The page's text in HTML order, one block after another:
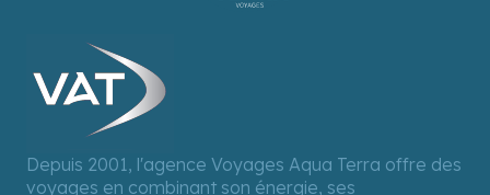
Depuis 2001, l'agence Voyages Aqua Terra offre des